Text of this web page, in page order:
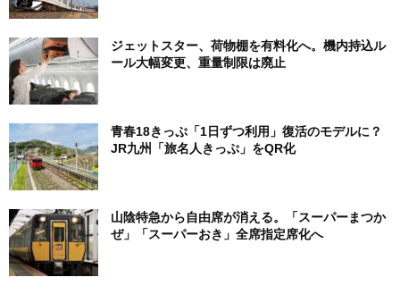
ジェットスター、荷物棚を有料化へ。機内持込ル
ール大幅変更、重量制限は廃止
青春18きっぷ「1日ずつ利用」復活のモデルに？
JR九州「旅名人きっぷ」をQR化
山陰特急から自由席が消える。「スーパーまつか
ぜ」「スーパーおき」全席指定席化へ